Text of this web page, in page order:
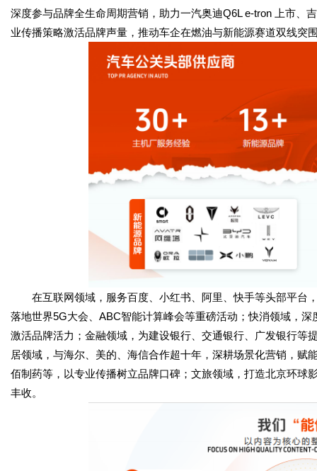
深度参与品牌全生命周期营销，助力一汽奥迪Q6L e-tron 上市、
业传播策略激活品牌声量，推动车企在燃油与新能源赛道双线突
在互联网领域，服务百度、小红书、阿里、快手等头部平台
落地世界5G大会、ABC智能计算峰会等重磅活动；快消领域，
激活品牌活力；金融领域，为建设银行、交通银行、广发银行等
居领域，与海尔、美的、海信合作超十年，深耕场景化营销，
佰制药等，以专业传播树立品牌口碑；文旅领域，打造北京环球
丰收。